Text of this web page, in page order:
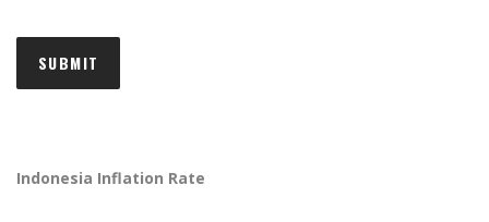
Indonesia Inflation Rate